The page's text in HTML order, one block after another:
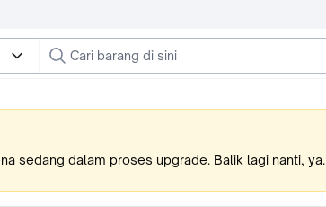
sedang dalam proses upgrade. Balik lagi nanti, ya.